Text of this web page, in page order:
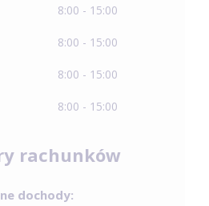
8:00 - 15:00
8:00 - 15:00
8:00 - 15:00
8:00 - 15:00
rachunków
dochody: